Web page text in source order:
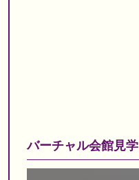
バーチャル会館見学